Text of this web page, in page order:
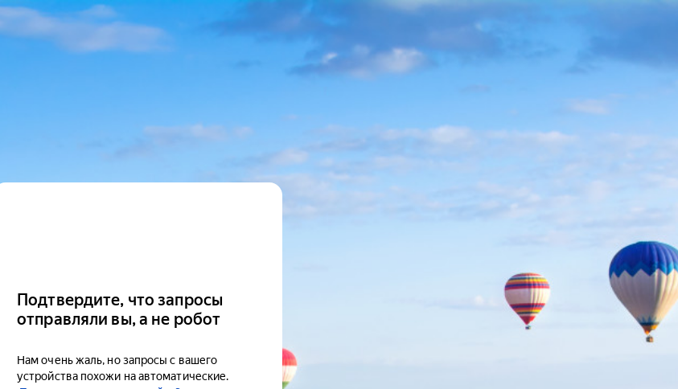
Подтвердите, что запросы
отправляли вы, а не робот
Нам очень жаль, но запросы с вашего
устройства похожи на автоматические.